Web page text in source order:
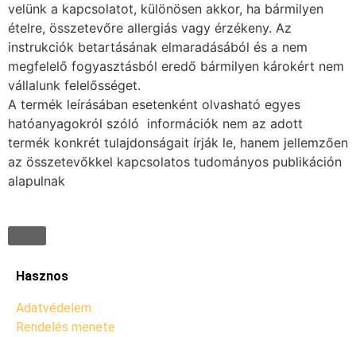
velünk a kapcsolatot, különösen akkor, ha bármilyen
ételre, összetevőre allergiás vagy érzékeny. Az
instrukciók betartásának elmaradásából és a nem
megfelelő fogyasztásból eredő bármilyen károkért nem
vállalunk felelősséget.
A termék leírásában esetenként olvasható egyes
hatóanyagokról szóló információk nem az adott
termék konkrét tulajdonságait írják le, hanem jellemzően
az összetevőkkel kapcsolatos tudományos publikáción
alapulnak
Hasznos
Adatvédelem
Rendelés menete